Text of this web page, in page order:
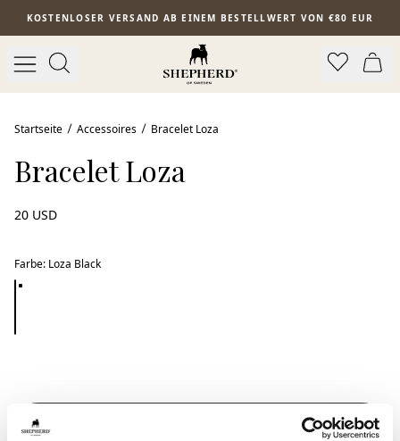
Zum Hauptinhalt springen
KOSTENLOSER VERSAND AB EINEM BESTELLWERT VON €80 EUR
Startseite Accessoires Bracelet Loza
Bracelet Loza
20 USD
Farbe: Loza Black